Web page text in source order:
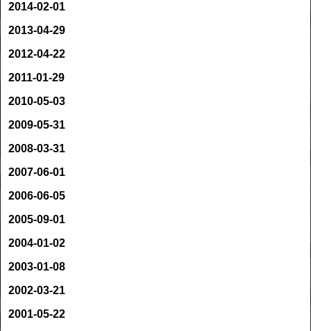
2014-02-01
2013-04-29
2012-04-22
2011-01-29
2010-05-03
2009-05-31
2008-03-31
2007-06-01
2006-06-05
2005-09-01
2004-01-02
2003-01-08
2002-03-21
2001-05-22